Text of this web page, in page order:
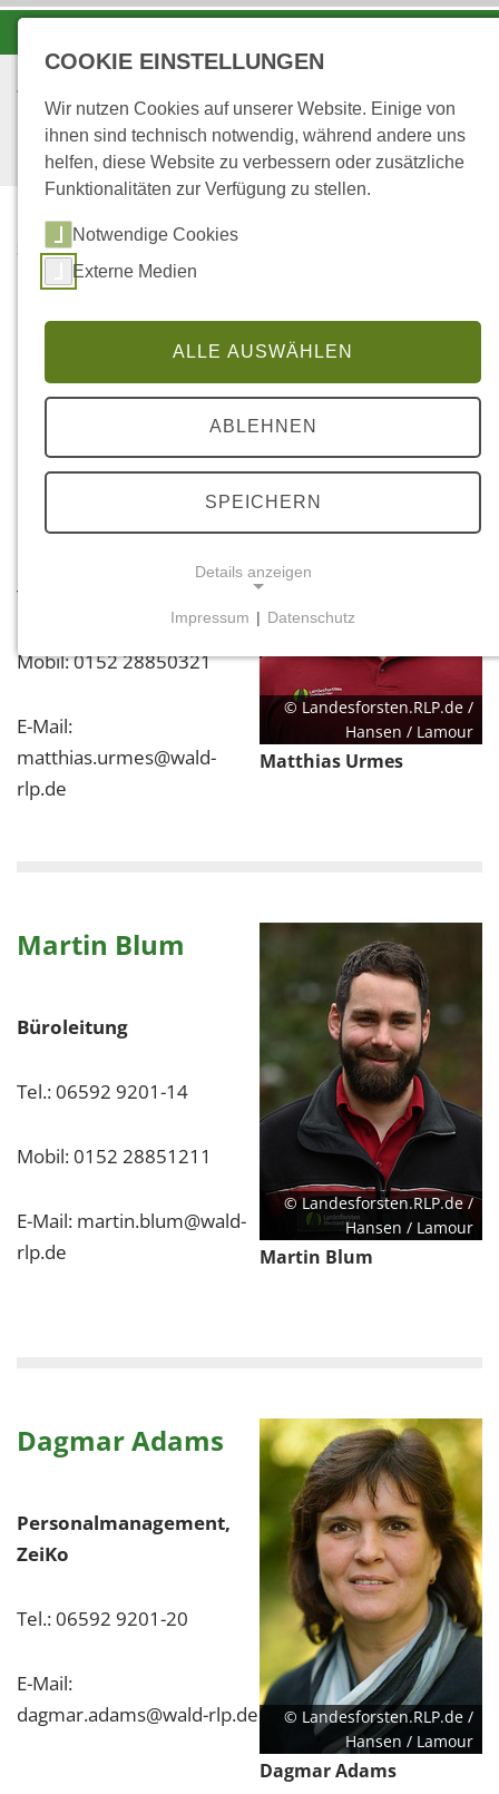
STARTSEITE
...
...IM FORSTAMT
... im Forstamt
© Landesforsten.RLP.de /
Hansen / Lamour
Matthias Urmes
Matthias Urmes
Forstamtsleitung
Tel.: 06592 9201-11
Mobil: 0152 28850321
E-Mail:
matthias.urmes@wald-
rlp.de
© Landesforsten.RLP.de /
Hansen / Lamour
Martin Blum
Martin Blum
Büroleitung
Tel.: 06592 9201-14
Mobil: 0152 28851211
E-Mail: martin.blum@wald-
rlp.de
© Landesforsten.RLP.de /
Hansen / Lamour
Dagmar Adams
Dagmar Adams
Personalmanagement,
ZeiKo
Tel.: 06592 9201-20
E-Mail:
dagmar.adams@wald-rlp.de
COOKIE EINSTELLUNGEN
Wir nutzen Cookies auf unserer Website. Einige von
ihnen sind technisch notwendig, während andere uns
helfen, diese Website zu verbessern oder zusätzliche
Funktionalitäten zur Verfügung zu stellen.
Notwendige Cookies
Externe Medien
ALLE AUSWÄHLEN
ABLEHNEN
SPEICHERN
Details anzeigen
Notwendige Cookies ermöglichen grundlegende
Funktionen und sind für die einwandfreie Funktion
der Website erforderlich.
Einverständnis-Optionen des Benutzers
EXTERNE MEDIEN
Um Inhalte von Videoplattformen und Social Media
Plattformen anzeigen zu können, werden von
diesen externen Medien Cookies gesetzt.
YouTube
Impressum | Datenschutz